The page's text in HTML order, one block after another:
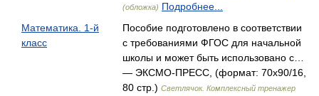
(обложка) Подробнее...
Математика. 1-й
класс
Пособие подготовлено в соответствии
с требованиями ФГОС для начальной
школы и может быть использовано с…
— ЭКСМО-ПРЕСС, (формат: 70x90/16,
80 стр.) Светлячок. Комплексный тренажер